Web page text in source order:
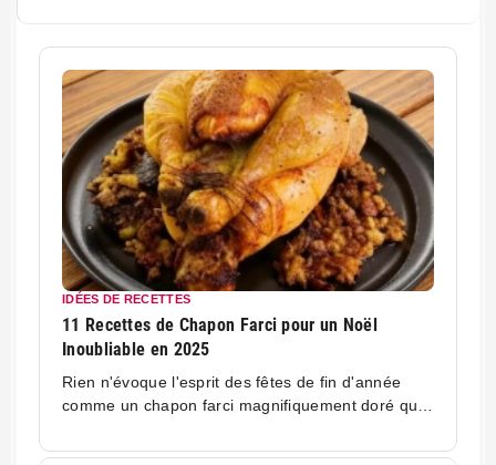
IDÉES DE RECETTES
11 Recettes de Chapon Farci pour un Noël
Inoubliable en 2025
Rien n'évoque l'esprit des fêtes de fin d'année
comme un chapon farci magnifiquement doré qui
généreuses, préparés avec soin et farcis